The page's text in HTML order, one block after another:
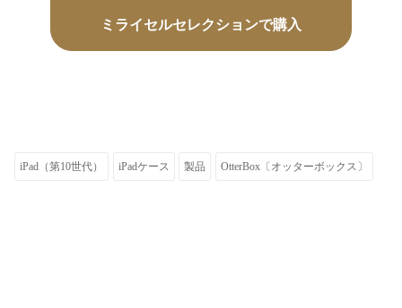
ミライセルセレクションで購入
iPad（第10世代） iPadケース 製品 OtterBox〔オッターボックス〕